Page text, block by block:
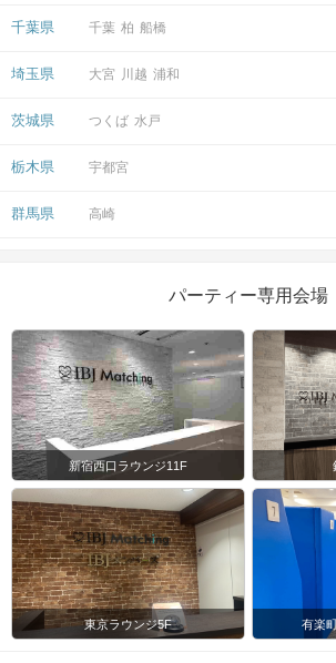
会場
時間
※開始時刻から30分
参加をご遠慮いただ
人数
8対8程度で進行予定
※募集締め切り以降
っては男女差が変動
ます。
持ち物
スマートフォン・顔
（運転免許証、マイ
パスポートなど）
千葉県 千葉 柏 船橋
埼玉県 大宮 川越 浦和
茨城県 つくば 水戸
栃木県 宇都宮
群馬県 高崎
パーティー専用会場
新宿西口ラウンジ11F
東京ラウンジ5F 有楽